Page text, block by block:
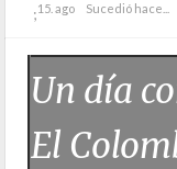
;15. ago Sucedió hace...
Un día
El